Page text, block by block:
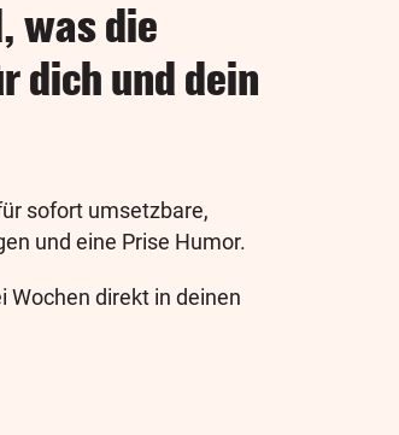
was die
dich und dein
sofort umsetzbare,
und eine Prise Humor.
Wochen direkt in deinen